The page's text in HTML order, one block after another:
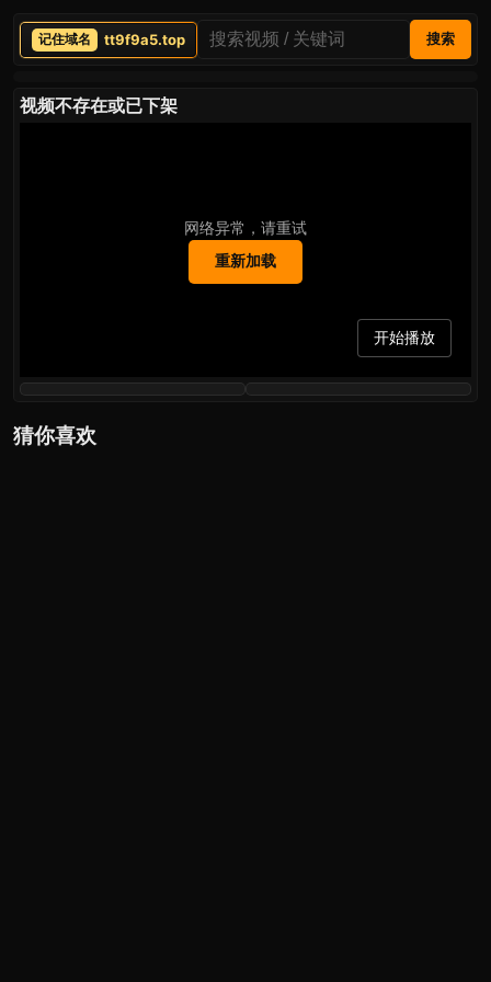
tt9f9a5.top 搜索
视频不存在或已下架
网络异常，请重试
重新加载
开始播放
猜你喜欢